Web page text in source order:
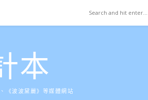
本
《波波黛麗》等媒體網站